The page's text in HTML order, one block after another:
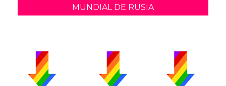
MUNDIAL DE RUSIA